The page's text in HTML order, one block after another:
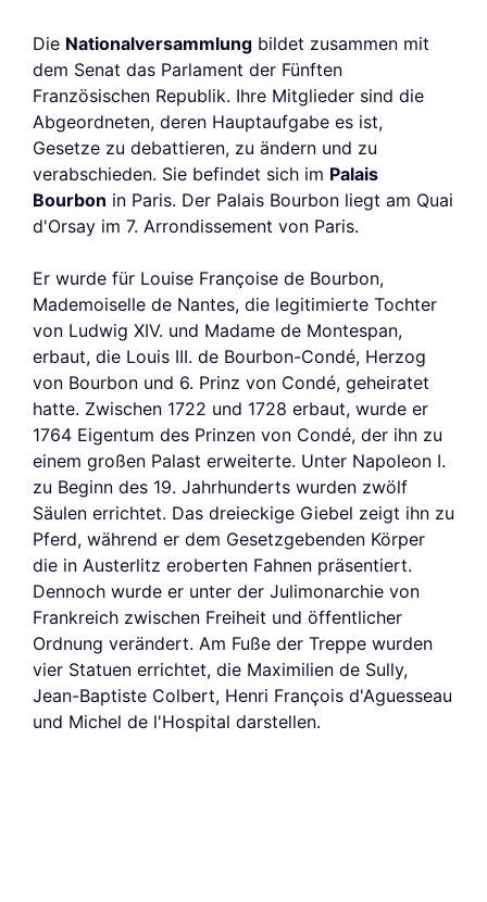
Die Nationalversammlung bildet zusammen mit
dem Senat das Parlament der Fünften
Französischen Republik. Ihre Mitglieder sind die
Abgeordneten, deren Hauptaufgabe es ist,
Gesetze zu debattieren, zu ändern und zu
verabschieden. Sie befindet sich im Palais
Bourbon in Paris. Der Palais Bourbon liegt am Quai
d'Orsay im 7. Arrondissement von Paris.
Er wurde für Louise Françoise de Bourbon,
Mademoiselle de Nantes, die legitimierte Tochter
von Ludwig XIV. und Madame de Montespan,
erbaut, die Louis III. de Bourbon-Condé, Herzog
von Bourbon und 6. Prinz von Condé, geheiratet
hatte. Zwischen 1722 und 1728 erbaut, wurde er
1764 Eigentum des Prinzen von Condé, der ihn zu
einem großen Palast erweiterte. Unter Napoleon I.
zu Beginn des 19. Jahrhunderts wurden zwölf
Säulen errichtet. Das dreieckige Giebel zeigt ihn zu
Pferd, während er dem Gesetzgebenden Körper
die in Austerlitz eroberten Fahnen präsentiert.
Dennoch wurde er unter der Julimonarchie von
Frankreich zwischen Freiheit und öffentlicher
Ordnung verändert. Am Fuße der Treppe wurden
vier Statuen errichtet, die Maximilien de Sully,
Jean-Baptiste Colbert, Henri François d'Aguesseau
und Michel de l'Hospital darstellen.